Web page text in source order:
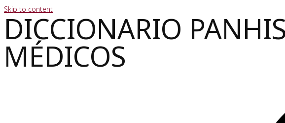
Skip to content
DICCIONARIO
MÉDICOS